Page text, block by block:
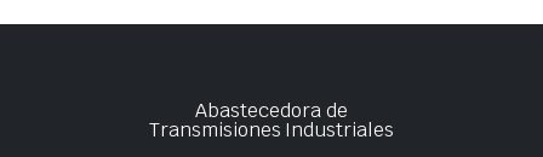
Abastecedora de
Transmisiones Industriales